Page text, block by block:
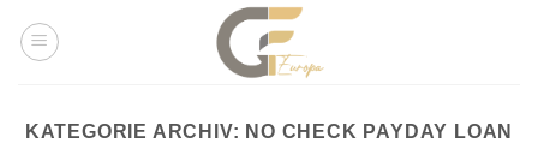
KATEGORIE ARCHIV: NO CHECK PAYDAY LOAN